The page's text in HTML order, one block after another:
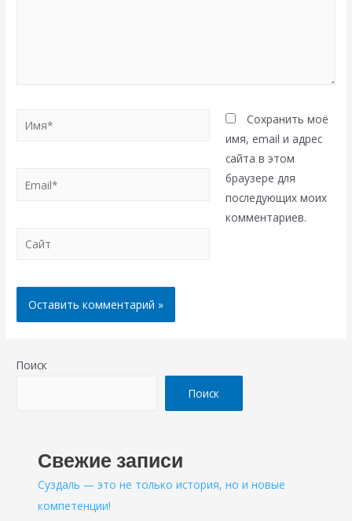
Имя*
Сайт
Сохранить моё
имя, email и адрес
сайта в этом
браузере для
последующих моих
комментариев.
Поиск
Поиск
Свежие записи
Суздаль — это не только история, но и новые
компетенции!